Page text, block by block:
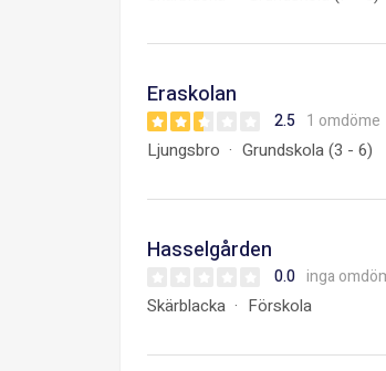
Eraskolan
2.5 1 omdöme
Ljungsbro Grundskola (3 - 6)
Hasselgården
0.0 inga
Skärblacka Förskola